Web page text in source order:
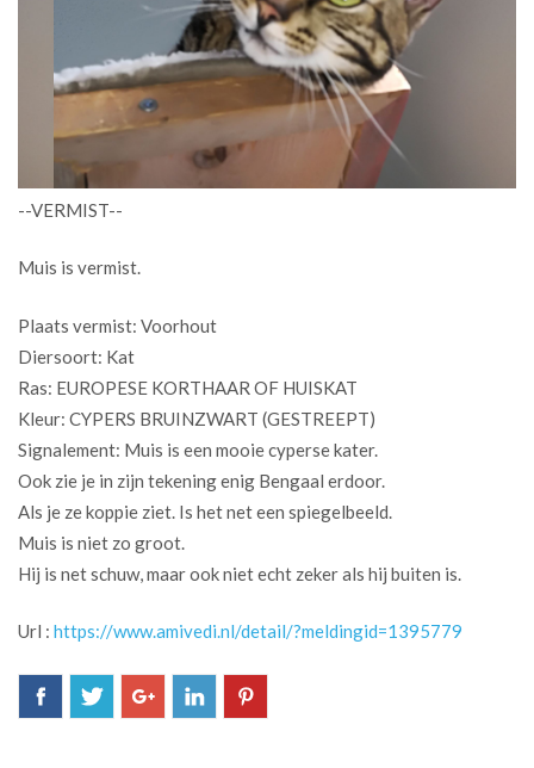
--VERMIST--
Muis is vermist.
Plaats vermist: Voorhout
Diersoort: Kat
Ras: EUROPESE KORTHAAR OF HUISKAT
Kleur: CYPERS BRUINZWART (GESTREEPT)
Signalement: Muis is een mooie cyperse kater.
Ook zie je in zijn tekening enig Bengaal erdoor.
Als je ze koppie ziet. Is het net een spiegelbeeld.
Muis is niet zo groot.
Hij is net schuw, maar ook niet echt zeker als hij buiten is.
Url : https://www.amivedi.nl/detail/?meldingid=1395779